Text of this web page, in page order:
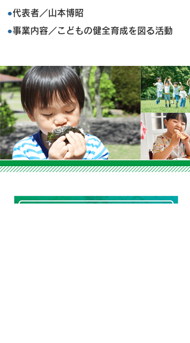
●代表者／山本博昭
●事業内容／こどもの健全育成を図る活動